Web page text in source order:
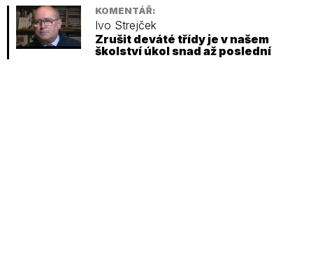
KOMENTÁŘ:
Ivo Strejček
Zrušit deváté třídy je v našem
školství úkol snad až poslední